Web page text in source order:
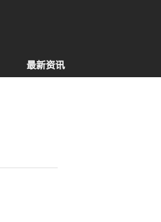
最新资讯